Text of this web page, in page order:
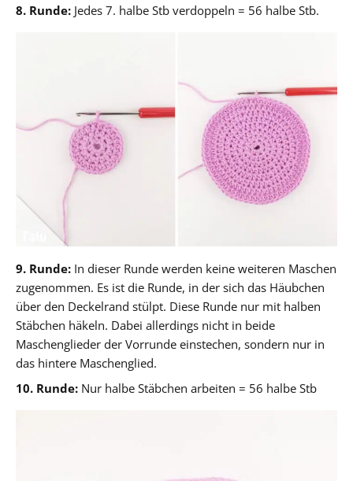
8. Runde: Jedes 7. halbe Stb verdoppeln = 56 halbe Stb.
9. Runde: In dieser Runde werden keine weiteren Maschen
zugenommen. Es ist die Runde, in der sich das Häubchen
über den Deckelrand stülpt. Diese Runde nur mit halben
Stäbchen häkeln. Dabei allerdings nicht in beide
Maschenglieder der Vorrunde einstechen, sondern nur in
das hintere Maschenglied.
10. Runde: Nur halbe Stäbchen arbeiten = 56 halbe Stb